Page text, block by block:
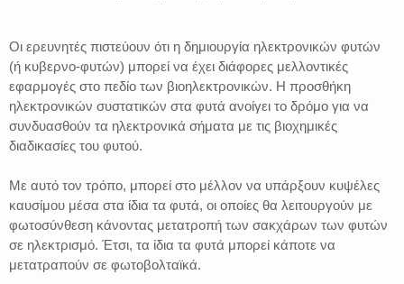
Οι ερευνητές πιστεύουν ότι η δημιουργία ηλεκτρονικών φυτών
(ή κυβερνο-φυτών) μπορεί να έχει διάφορες μελλοντικές
εφαρμογές στο πεδίο των βιοηλεκτρονικών. Η προσθήκη
ηλεκτρονικών συστατικών στα φυτά ανοίγει το δρόμο για να
συνδυασθούν τα ηλεκτρονικά σήματα με τις βιοχημικές
διαδικασίες του φυτού.
Με αυτό τον τρόπο, μπορεί στο μέλλον να υπάρξουν κυψέλες
καυσίμου μέσα στα ίδια τα φυτά, οι οποίες θα λειτουργούν με
φωτοσύνθεση κάνοντας μετατροπή των σακχάρων των φυτών
σε ηλεκτρισμό. Έτσι, τα ίδια τα φυτά μπορεί κάποτε να
μετατραπούν σε φωτοβολταϊκά.